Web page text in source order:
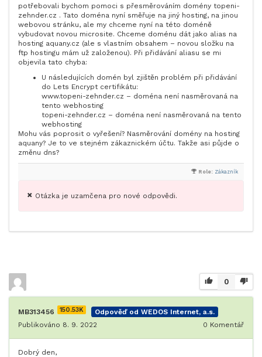
potřebovali bychom pomoci s přesměrováním domény topeni-
zehnder.cz . Tato doména nyní směřuje na jiný hosting, na jinou
webovou stránku, ale my chceme nyní na této doméně
vybudovat novou microsite. Chceme doménu dát jako alias na
hosting aquany.cz (ale s vlastním obsahem – novou složku na
ftp hostingu mám už založenou). Při přidávání aliasu se mi
objevila tato chyba:
U následujících domén byl zjištěn problém při přidávání
do Lets Encrypt certifikátu:
www.topeni-zehnder.cz – doména není nasměrovaná na
tento webhosting
topeni-zehnder.cz – doména není nasměrovaná na tento
webhosting
Mohu vás poprosit o vyřešení? Nasměrování domény na hosting
aquany? Je to ve stejném zákaznickém účtu. Takže asi půjde o
změnu dns?
Role: Zákazník
Otázka je uzamčena pro nové odpovědi.
0
MB313456 150.53K
Odpověď od WEDOS Internet, a.s.
Publikováno 8. 9. 2022
0 Komentář
Dobrý den,